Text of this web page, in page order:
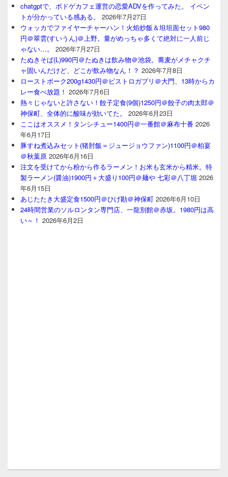
chatgptで、ボドゲカフェ運営の恋愛ADVを作ってみた。 イベン
トが分かっている感ある。
2026年7月27日
ウォッカでファイヤーチャーハン！火焰炒飯＆坦坦面セット980
円＠翠雲(すいうん)＠上野。量がめっちゃ多くて絶対に一人前じ
ゃない…。
2026年7月27日
たぬきそば(L)990円＠たぬきは飲み物＠池袋。蕎麦がメチャクチ
ャ固いんだけど、どこが飲み物なん！？ 2026年7月8日
ローストポーク200g1430円＠ビストロガブリ＠大門、13時からカ
レー食べ放題！ 2026年7月6日
熱々じゃないと許さない！餃子定食(9個)1250円＠餃子の肉太郎＠
神保町、全体的に酸味が効いてた。
2026年6月23日
ここはオススメ！タンシチュー1400円＠一番館＠麻布十番 2026
年6月17日
豚すね煮込みセット(猪肘飯＝ジュージョウファン)1100円＠柏宴
＠秋葉原 2026年6月16日
注文を受けてから粉から作るラーメン！お米も玄米から精米。特
製ラーメン(醤油)1900円＋大盛り100円＠麺や 七彩＠八丁堀 2026
年6月15日
あじたたき大盛定食1500円＠ひげ勘＠神保町 2026年6月10日
24時間営業のソルロンタン専門店、一龍別館＠赤坂。1980円は高
い～！ 2026年6月2日